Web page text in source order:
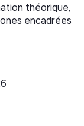
théorique,
encadrées